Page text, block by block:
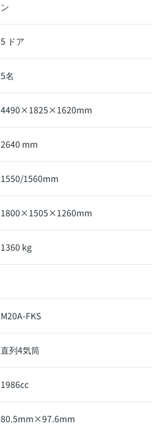
ン
5 ドア
5名
4490×1825×1620mm
2640 mm
1550/1560mm
1800×1505×1260mm
1360 kg
M20A-FKS
直列4気筒
1986cc
80.5mm×97.6mm